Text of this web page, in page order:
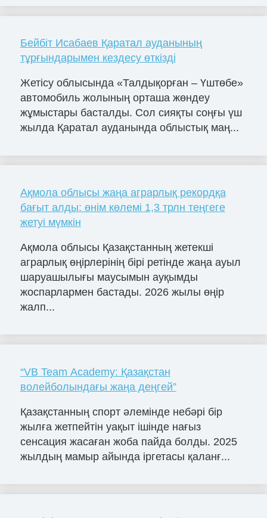
Бейбіт Исабаев Қаратал ауданының
тұрғындарымен кездесу өткізді
Жетісу облысында «Талдықорған – Үштөбе»
автомобиль жолының орташа жөндеу
жұмыстары басталды. Сол сияқты соңғы үш
жылда Қаратал ауданында облыстық маң...
Ақмола облысы жаңа аграрлық рекордқа
бағыт алды: өнім көлемі 1,3 трлн теңгеге
жетуі мүмкін
Ақмола облысы Қазақстанның жетекші
аграрлық өңірлерінің бірі ретінде жаңа ауыл
шаруашылығы маусымын ауқымды
жоспарлармен бастады. 2026 жылы өңір
жалп...
“VB Team Academy: Қазақстан
волейболындағы жаңа деңгей”
Қазақстанның спорт әлемінде небәрі бір
жылға жетпейтін уақыт ішінде нағыз
сенсация жасаған жоба пайда болды. 2025
жылдың мамыр айында іргетасы қаланғ...